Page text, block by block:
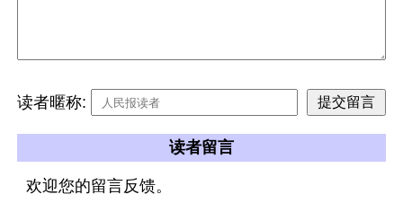
读者暱称:
读者留言
欢迎您的留言反馈。